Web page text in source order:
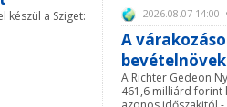
készül a Sziget:
2026.08.07
A
A Richter Gedeon
461,6 milliárd forint